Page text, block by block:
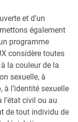
et d’un
également
programme
considère toutes
la couleur de la
sexuelle, à
à l’identité sexuelle
l’état civil ou au
de tout individu de